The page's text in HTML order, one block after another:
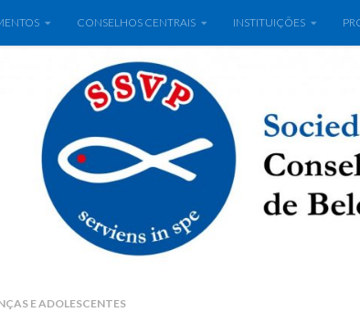
CONSELHOS CENTRAIS INSTITUIÇÕES
E ADOLESCENTES